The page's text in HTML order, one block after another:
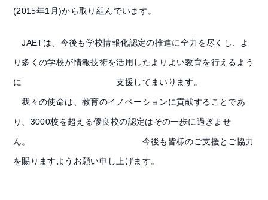
(2015年1月)から取り組んでいます。
JAETは、今後も学校情報化認定の推進に全力を尽くし、よ
り多くの学校が情報技術を活用したよりよい教育を行えるよう
に 支援してまいります。
我々の使命は、教育のイノベーションに貢献することであ
り、3000校を超える優良校の認定はその一歩に過ぎませ
ん。 今後も皆様のご支援とご協力
を賜りますようお願い申し上げます。